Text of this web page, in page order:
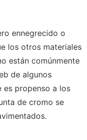
ennegrecido o
los otros materiales
están comúnmente
de algunos
es propenso a los
de cromo se